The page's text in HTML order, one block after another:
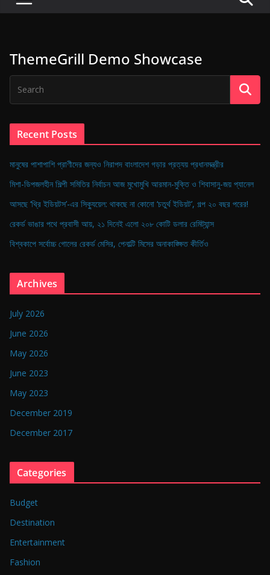
s
e
f
D
i
g
a
l
B
n
g
ThemeGrill Demo Showcase
Recent Posts
মানুষের পাশাপাশি প্রাণীদের জন্যও নিরাপদ বাংলাদেশ গড়ার প্রত্যয় প্রধানমন্ত্রীর
মিশা-ডিপজলহীন শিল্পী সমিতির নির্বাচন আজ মুখোমুখি আরমান-মুক্তি ও শিবাসানু-জয় প্যানেল
আসছে ‘থ্রি ইডিয়টস’-এর সিক্যুয়েল: থাকছে না কোনো ‘চতুর্থ ইডিয়ট’, গল্প ২০ বছর পরের!
রেকর্ড ভাঙার পথে প্রবাসী আয়, ২১ দিনেই এলো ২০৮ কোটি ডলার রেমিট্যান্স
বিশ্বকাপে সর্বোচ্চ গোলের রেকর্ড মেসির, পেনাল্টি মিসের অনাকাঙ্ক্ষিত কীর্তিও
Archives
July 2026
June 2026
May 2026
June 2023
May 2023
December 2019
December 2017
Categories
Budget
Destination
Entertainment
Fashion